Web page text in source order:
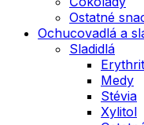
Ostatné
Ochucovadlá a
Sladidlá
Medy
Stévia
Xylitol